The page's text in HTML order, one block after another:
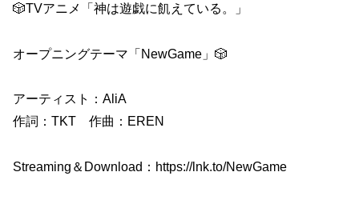
🎲TVアニメ「神は遊戯に飢えている。」
オープニングテーマ「NewGame」🎲
アーティスト：AliA
作詞：TKT 作曲：EREN
Streaming＆Download：https://lnk.to/NewGame